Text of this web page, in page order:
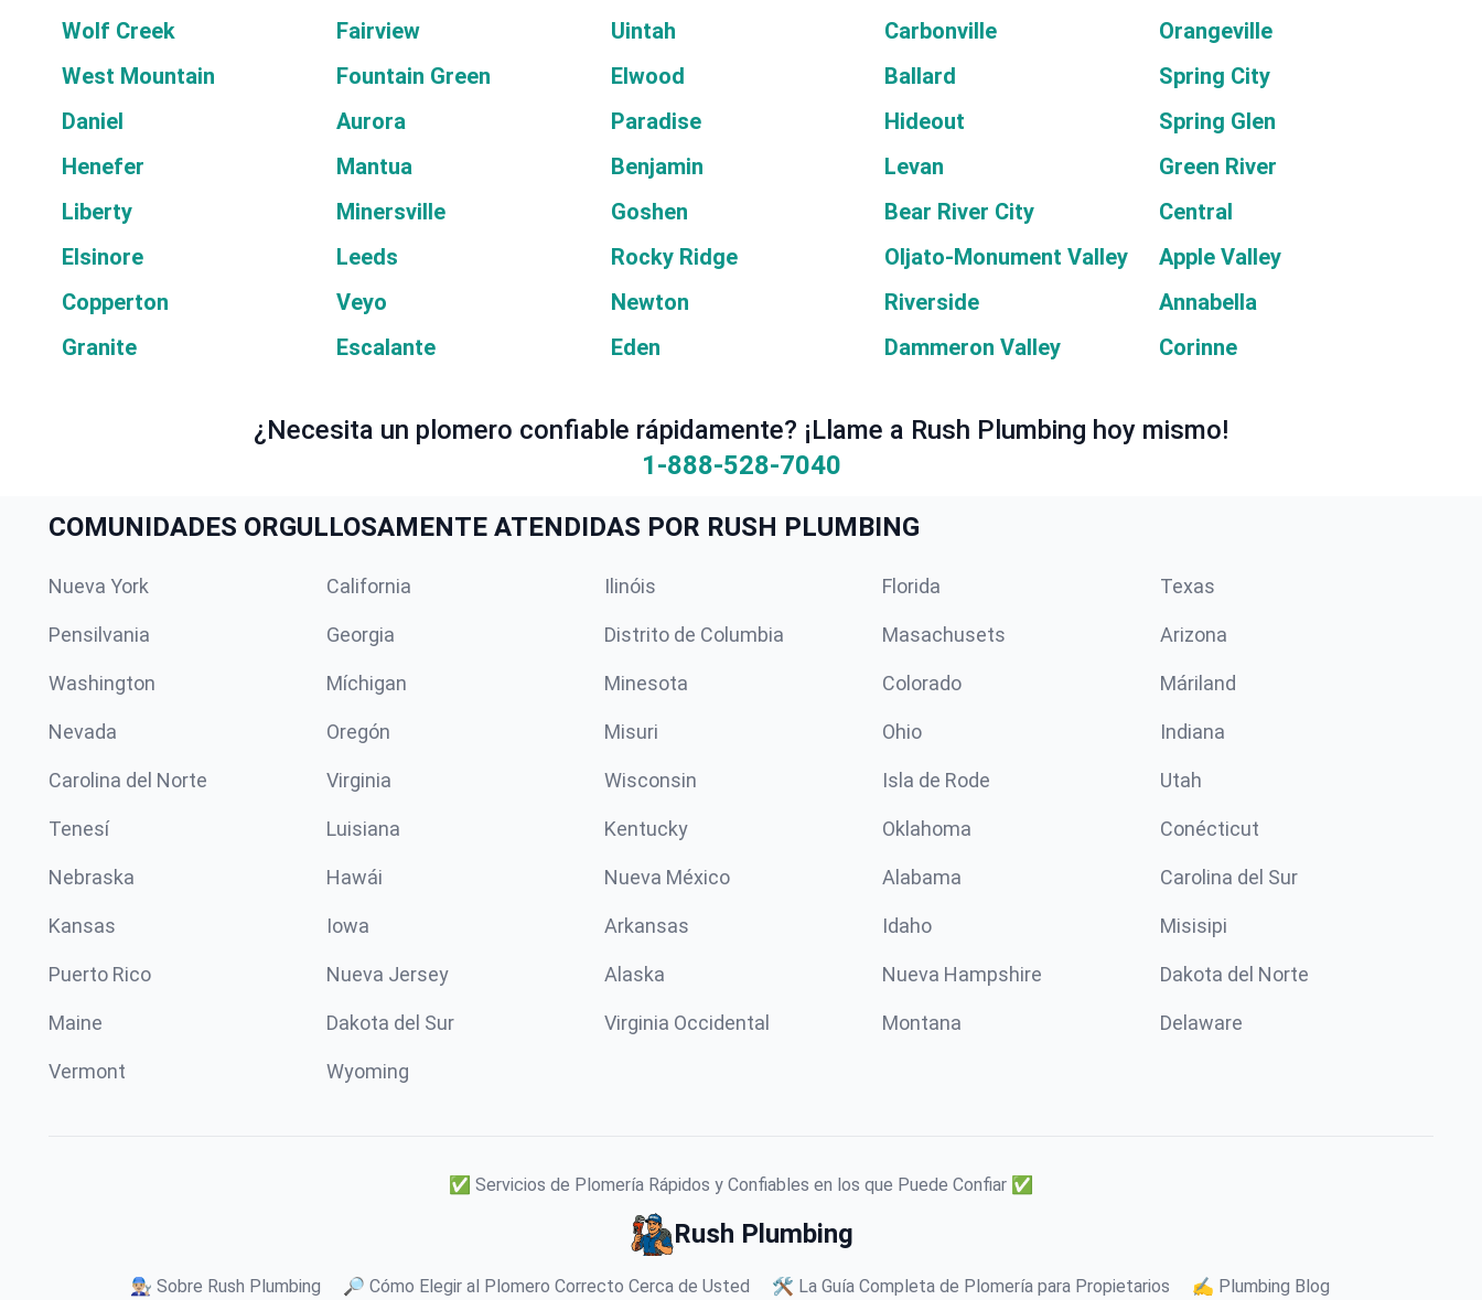
Wolf Creek
Fairview Uintah Carbonville
Orangeville
West Mountain
Fountain Green Elwood Ballard
Spring City
Daniel
Aurora Paradise Hideout
Spring Glen
Henefer
Mantua Benjamin Levan
Green River
Liberty
Minersville Goshen Bear River City
Central
Elsinore
Leeds Rocky Ridge Oljato-Monument Valley
Apple Valley
Copperton
Veyo Newton Riverside
Annabella
Granite
Escalante Eden Dammeron Valley Corinne
¿Necesita un plomero confiable rápidamente? ¡Llame a Rush Plumbing hoy mismo!
1-888-528-7040
COMUNIDADES ORGULLOSAMENTE ATENDIDAS POR RUSH PLUMBING
Nueva York California Ilinóis Florida Texas
Pensilvania Georgia Distrito de Columbia Masachusets Arizona
Washington Míchigan Minesota Colorado Máriland
Nevada Oregón Misuri Ohio Indiana
Carolina del Norte Virginia Wisconsin Isla de Rode Utah
Tenesí Luisiana Kentucky Oklahoma Conécticut
Nebraska Hawái Nueva México Alabama Carolina del Sur
Kansas Iowa Arkansas Idaho Misisipi
Puerto Rico Nueva Jersey Alaska Nueva Hampshire Dakota del Norte
Maine Dakota del Sur Virginia Occidental Montana Delaware
Vermont Wyoming
✅ Servicios de Plomería Rápidos y Confiables en los que Puede Confiar ✅
Rush Plumbing
👨🏼‍🔧 Sobre Rush Plumbing 🔎 Cómo Elegir al Plomero Correcto Cerca de Usted 🛠️ La Guía Completa de Plomería para Propietarios ✍️ Plumbing Blog